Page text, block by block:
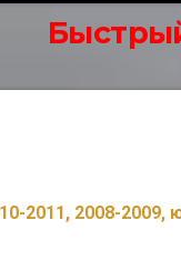
2011, 2008-2009,